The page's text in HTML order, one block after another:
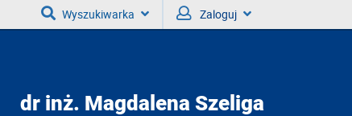
Wyszukiwarka Zaloguj
dr inż. Magdalena Szeliga